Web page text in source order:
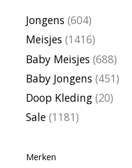
Jongens (604)
Meisjes (1416)
Baby Meisjes (688)
Baby Jongens (451)
Doop Kleding (20)
Sale (1181)
Merken